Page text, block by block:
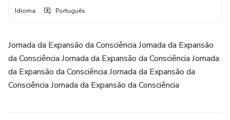
Idioma: Português
Jornada da Expansão da Consciência Jornada da Expansão
da Consciência Jornada da Expansão da Consciência Jornada
da Expansão da Consciência Jornada da Expansão da
Consciência Jornada da Expansão da Consciência